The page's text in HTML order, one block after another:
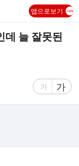
앱으로보기
데 늘 잘못된
글
가
글
자
가